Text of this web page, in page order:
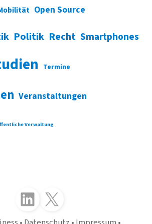
Open Source
Politik Recht Smartphones
Termine
Veranstaltungen
Verwaltung
Folgen Sie uns auf LinkedInFolgen Sie uns auf X (Twitter)